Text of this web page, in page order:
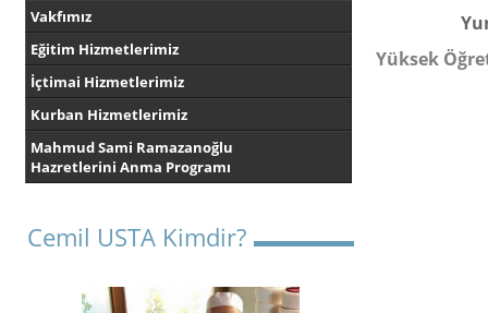
Vakfımız
Eğitim Hizmetlerimiz
İçtimai Hizmetlerimiz
Kurban Hizmetlerimiz
Mahmud Sami Ramazanoğlu
Hazretlerini Anma Programı
Cemil USTA Kimdir?
Yüksek